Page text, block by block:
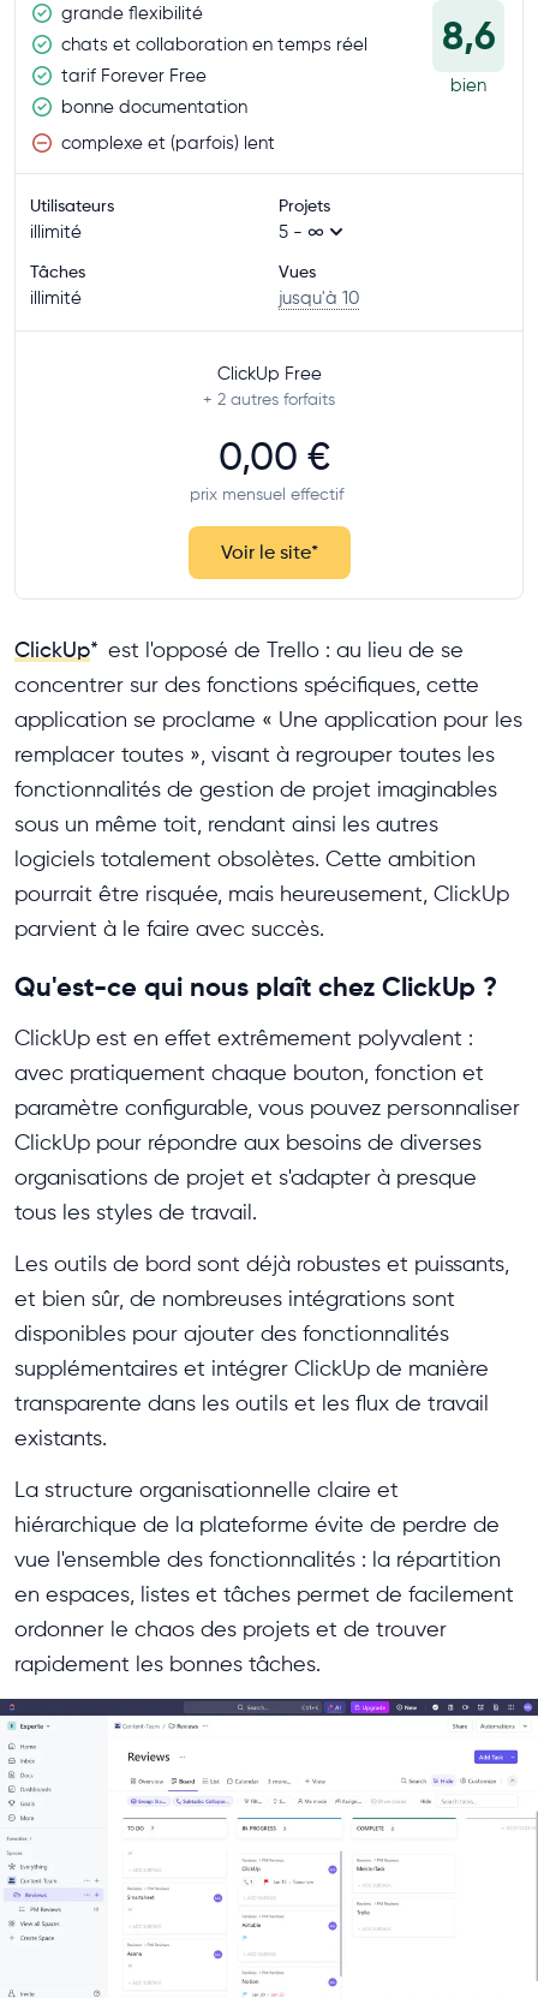
grande flexibilité
chats et collaboration en temps réel
tarif Forever Free
bonne documentation
complexe et (parfois) lent
8,6
bien
Utilisateurs
illimité
Projets
5 - ∞
Tâches
illimité
Vues
jusqu'à 10
ClickUp Free
+ 2 autres forfaits
0,00 €
prix mensuel effectif
Voir le site*
ClickUp* est l'opposé de Trello : au lieu de se
concentrer sur des fonctions spécifiques, cette
application se proclame « Une application pour les
remplacer toutes », visant à regrouper toutes les
fonctionnalités de gestion de projet imaginables
sous un même toit, rendant ainsi les autres
logiciels totalement obsolètes. Cette ambition
pourrait être risquée, mais heureusement, ClickUp
parvient à le faire avec succès.
Qu'est-ce qui nous plaît chez ClickUp ?
ClickUp est en effet extrêmement polyvalent :
avec pratiquement chaque bouton, fonction et
paramètre configurable, vous pouvez personnaliser
ClickUp pour répondre aux besoins de diverses
organisations de projet et s'adapter à presque
tous les styles de travail.
Les outils de bord sont déjà robustes et puissants,
et bien sûr, de nombreuses intégrations sont
disponibles pour ajouter des fonctionnalités
supplémentaires et intégrer ClickUp de manière
transparente dans les outils et les flux de travail
existants.
La structure organisationnelle claire et
hiérarchique de la plateforme évite de perdre de
vue l'ensemble des fonctionnalités : la répartition
en espaces, listes et tâches permet de facilement
ordonner le chaos des projets et de trouver
rapidement les bonnes tâches.